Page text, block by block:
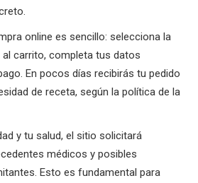
online es sencillo: selecciona la
carrito, completa tus datos
En pocos días recibirás tu pedido
de receta, según la política de la
y tu salud, el sitio solicitará
médicos y posibles
Esto es fundamental para